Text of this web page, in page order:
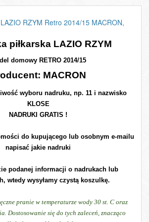
RZYM Retro 2014/15 MACRON,
piłkarska LAZIO RZYM
domowy RETRO 2014/15
MACRON
wyboru nadruku, np. 11 i nazwisko
KLOSE
NADRUKI GRATIS !
do kupującego lub osobnym e-mailu
napisać jakie nadruki
podanej informacji o nadrukach lub
wtedy wysyłamy czystą koszulkę.
pranie w temperaturze wody 30 st. C oraz
Dostosowanie się do tych zaleceń, znacząco